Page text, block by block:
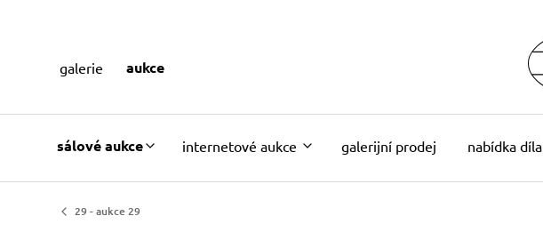
sálové aukce internetové aukce galerijní prodej nabídka díla
galerie aukce
29 - aukce 29